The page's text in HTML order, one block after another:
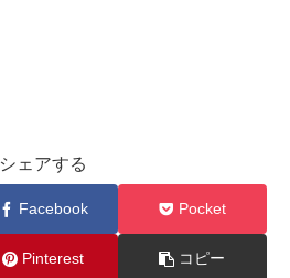
シェアする
Facebook Pocket
Pinterest コピー